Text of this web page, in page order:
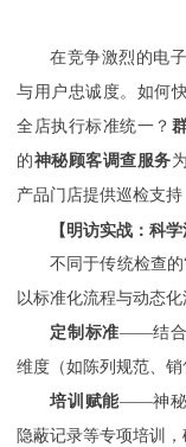
在竞争激烈的电
与用户忠诚度。如何
全店执行标准统一？
的神秘顾客调查服务
产品门店提供巡检支持
【明访实战：科
不同于传统检查的
以标准化流程与动态
定制标准——结合
维度（如陈列规范、销
培训赋能——神秘
隐蔽记录等专项培训